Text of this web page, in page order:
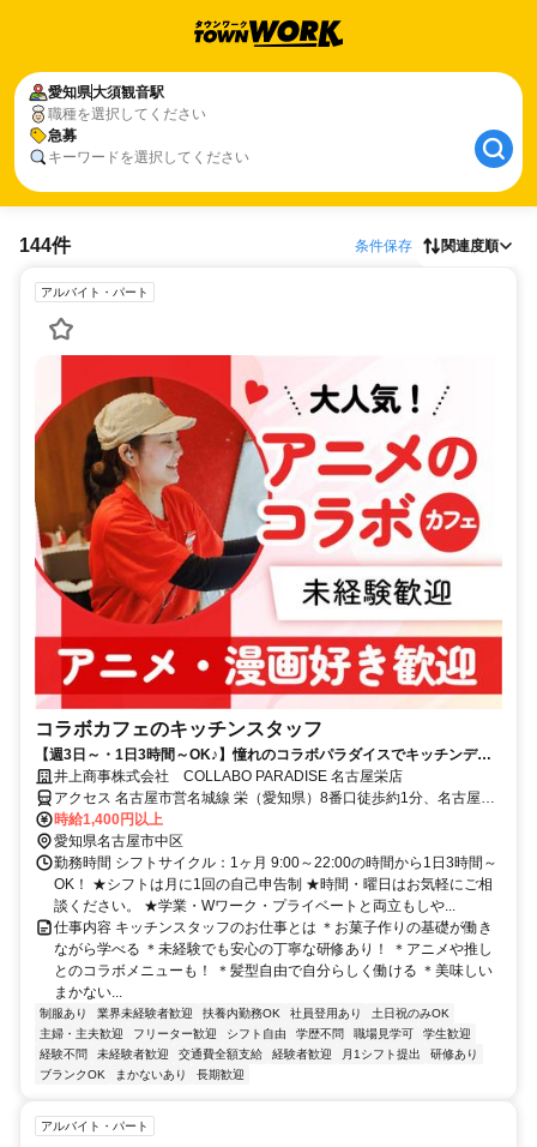
愛知県大須観音駅
職種を選択してください
急募
キーワードを選択してください
144件 条件保存 関連度順
アルバイト・パート
コラボカフェのキッチンスタッフ
【週3日～・1日3時間～OK♪】憧れのコラボパラダイスでキッチンデビ
ュー★未経験からお菓子・料理作りに挑戦！美味しいまかないでモチベ
もアップ♪
井上商事株式会社 COLLABO PARADISE 名古屋栄店
アクセス 名古屋市営名城線 栄（愛知県）8番口徒歩約1分、名古屋市
営東山線 栄（愛知県）8番口徒歩約1分
時給1,400円以上
愛知県名古屋市中区
勤務時間 シフトサイクル：1ヶ月 9:00～22:00の時間から1日3時間～
OK！ ★シフトは月に1回の自己申告制 ★時間・曜日はお気軽にご相
談ください。 ★学業・Wワーク・プライベートと両立もしや...
仕事内容 キッチンスタッフのお仕事とは ＊お菓子作りの基礎が働き
ながら学べる ＊未経験でも安心の丁寧な研修あり！ ＊アニメや推し
とのコラボメニューも！ ＊髪型自由で自分らしく働ける ＊美味しい
まかない...
制服あり 業界未経験者歓迎 扶養内勤務OK 社員登用あり
土日祝のみOK
主婦・主夫歓迎
フリーター歓迎 シフト自由 学歴不問 職場見学可
学生歓迎
経験不問
未経験者歓迎 交通費全額支給 経験者歓迎 月1シフト提出
研修あり
ブランクOK
まかないあり 長期歓迎
アルバイト・パート